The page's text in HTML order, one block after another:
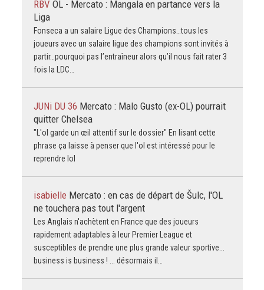
RBV OL - Mercato : Mangala en partance vers la
Liga
Fonseca a un salaire Ligue des Champions…tous les
joueurs avec un salaire ligue des champions sont invités à
partir…pourquoi pas l’entraîneur alors qu’il nous fait rater 3
fois la LDC…
JUNi DU 36 Mercato : Malo Gusto (ex-OL) pourrait
quitter Chelsea
"L'ol garde un œil attentif sur le dossier" En lisant cette
phrase ça laisse à penser que l'ol est intéressé pour le
reprendre lol
isabielle Mercato : en cas de départ de Šulc, l'OL
ne touchera pas tout l'argent
Les Anglais n'achètent en France que des joueurs
rapidement adaptables à leur Premier League et
susceptibles de prendre une plus grande valeur sportive...
business is business ! ... désormais il…